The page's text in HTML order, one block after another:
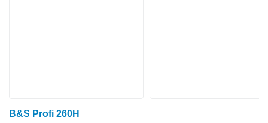
B&S Profi 260H